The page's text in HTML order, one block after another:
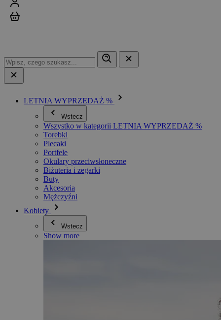
LETNIA WYPRZEDAŻ %
Wstecz
Wszystko w kategorii LETNIA WYPRZEDAŻ %
Torebki
Plecaki
Portfele
Okulary przeciwsłoneczne
Biżuteria i zegarki
Buty
Akcesoria
Mężczyźni
Kobiety
Wstecz
Show more